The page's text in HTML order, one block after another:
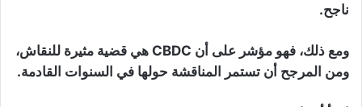
ناجح.
ومع ذلك، فهو مؤشر على أن CBDC هي قضية مثيرة للنقاش،
ومن المرجح أن تستمر المناقشة حولها في السنوات القادمة.